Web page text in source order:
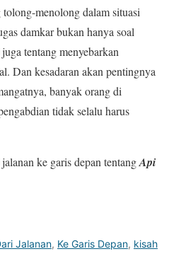
menolong dalam situasi
damkar bukan hanya soal
tentang menyebarkan
Dan kesadaran akan pentingnya
banyak orang di
tidak selalu harus
ke garis depan tentangApi
Jalanan, Ke Garis Depan, kisah